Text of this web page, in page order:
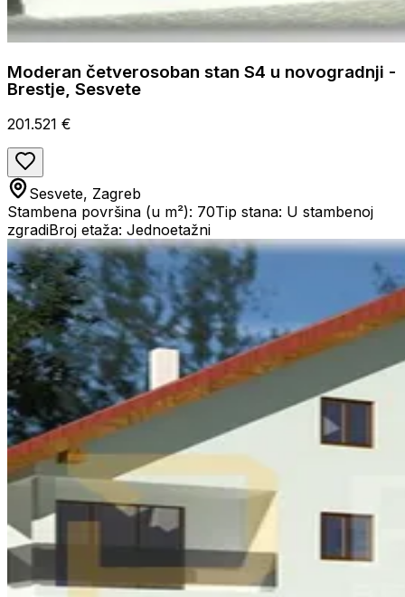
Moderan četverosoban stan S4 u novogradnji -
Brestje, Sesvete
201.521 €
Sesvete, Zagreb
Stambena površina (u m²): 70Tip stana: U stambenoj
zgradiBroj etaža: Jednoetažni